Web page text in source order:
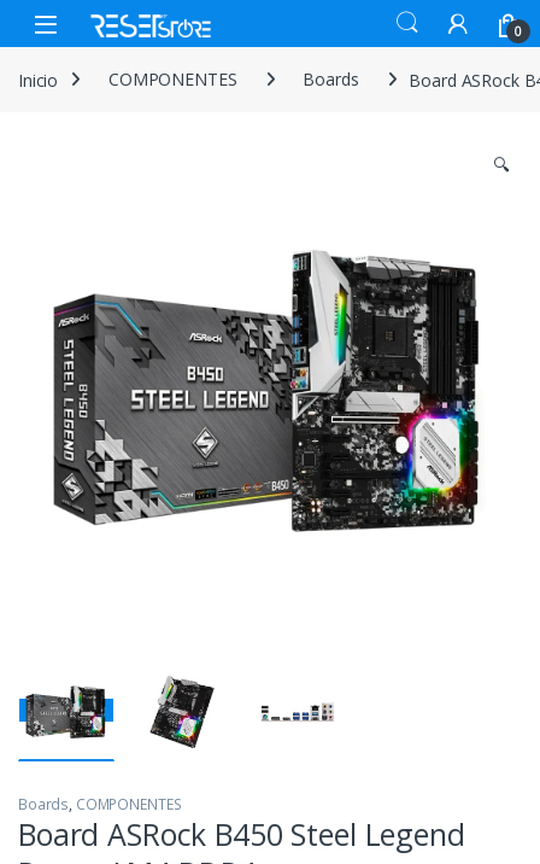
Skip to navigation
Skip to content
Open 0
Inicio COMPONENTES Boards Board ASRock
🔍
Boards, COMPONENTES
Board ASRock B450 Steel Legend